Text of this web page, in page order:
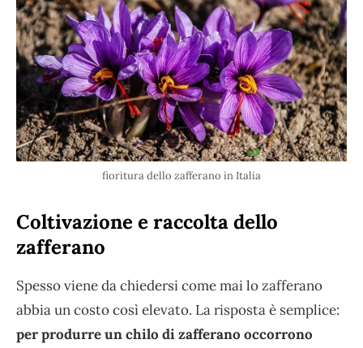
fioritura dello zafferano in Italia
Coltivazione e raccolta dello
zafferano
Spesso viene da chiedersi come mai lo zafferano
abbia un costo così elevato. La risposta è semplice:
per produrre un chilo di zafferano occorrono